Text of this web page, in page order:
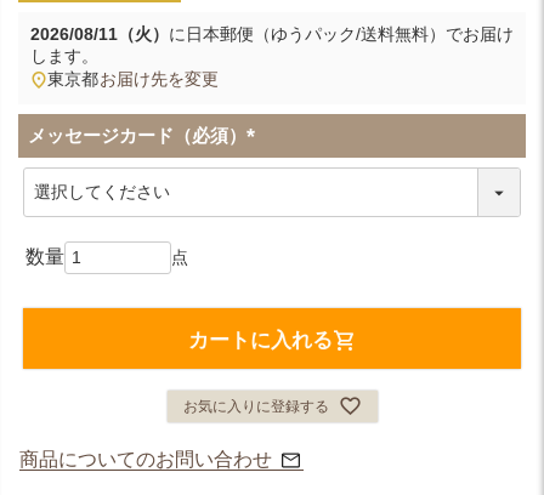
2026/08/11（火） に 日本郵便（ゆうパック/送料無料） でお届け
します。
東京都お届け先を変更
メッセージカード（必須）
(
カートに入れる
お気に入りに登録する
商品についてのお問い合わせ